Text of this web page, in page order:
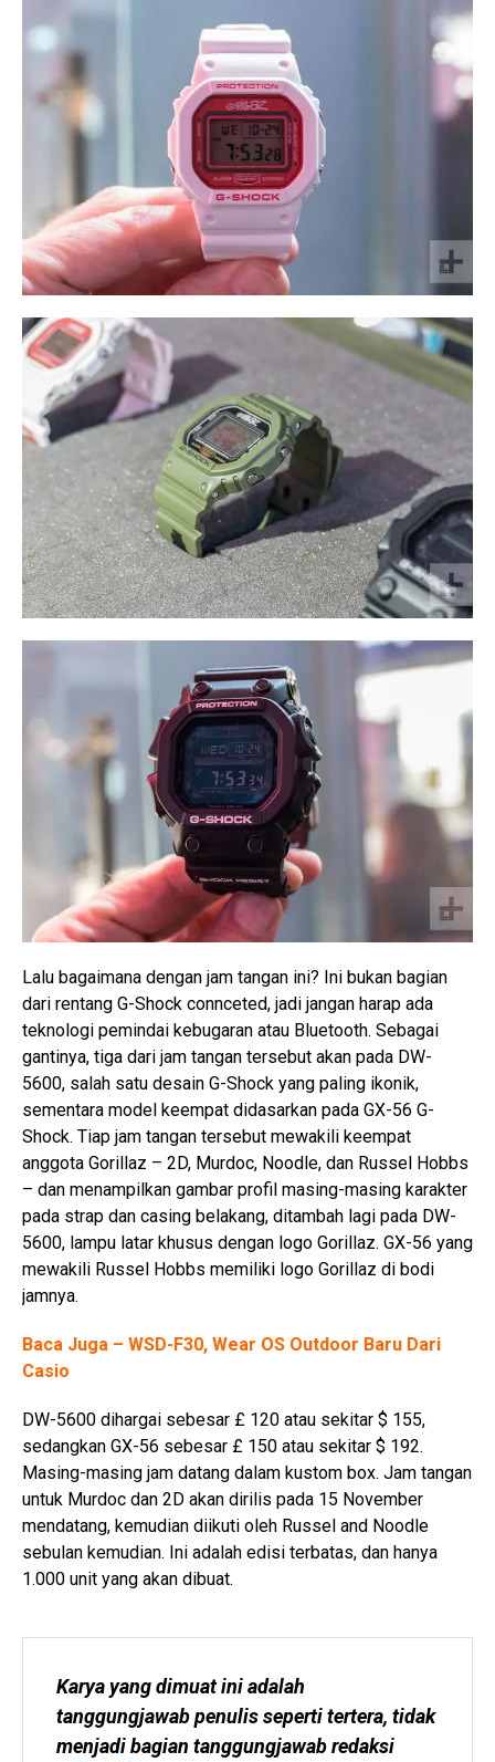
Lalu bagaimana dengan jam tangan ini? Ini bukan bagian
dari rentang G-Shock connceted, jadi jangan harap ada
teknologi pemindai kebugaran atau Bluetooth. Sebagai
gantinya, tiga dari jam tangan tersebut akan pada DW-
5600, salah satu desain G-Shock yang paling ikonik,
sementara model keempat didasarkan pada GX-56 G-
Shock. Tiap jam tangan tersebut mewakili keempat
anggota Gorillaz – 2D, Murdoc, Noodle, dan Russel Hobbs
– dan menampilkan gambar profil masing-masing karakter
pada strap dan casing belakang, ditambah lagi pada DW-
5600, lampu latar khusus dengan logo Gorillaz. GX-56 yang
mewakili Russel Hobbs memiliki logo Gorillaz di bodi
jamnya.
Baca Juga – WSD-F30, Wear OS Outdoor Baru Dari
Casio
DW-5600 dihargai sebesar £ 120 atau sekitar $ 155,
sedangkan GX-56 sebesar £ 150 atau sekitar $ 192.
Masing-masing jam datang dalam kustom box. Jam tangan
untuk Murdoc dan 2D akan dirilis pada 15 November
mendatang, kemudian diikuti oleh Russel and Noodle
sebulan kemudian. Ini adalah edisi terbatas, dan hanya
1.000 unit yang akan dibuat.
Karya yang dimuat ini adalah
tanggungjawab penulis seperti tertera, tidak